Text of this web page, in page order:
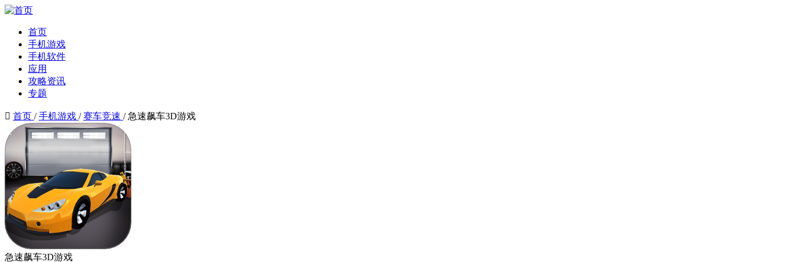
首页
手机游戏
手机软件
应用
攻略资讯
专题
 首页 / 手机游戏 / 赛车竞速 / 急速飙车3D游戏
急速飙车3D游戏